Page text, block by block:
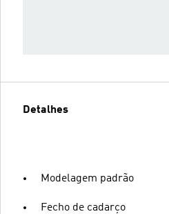
Detalhes
Modelagem padrão
Fecho de cadarço